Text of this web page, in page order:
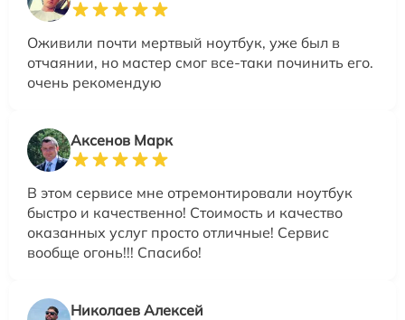
Оживили почти мертвый ноутбук, уже был в
отчаянии, но мастер смог все-таки починить его.
очень рекомендую
Аксенов Марк
В этом сервисе мне отремонтировали ноутбук
быстро и качественно! Стоимость и качество
оказанных услуг просто отличные! Сервис
вообще огонь!!! Спасибо!
Николаев Алексей